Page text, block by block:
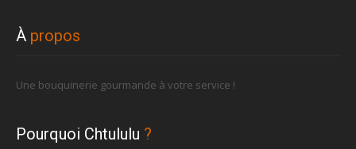
À propos
Une bouquinerie gourmande à votre service !
Pourquoi Chtululu ?